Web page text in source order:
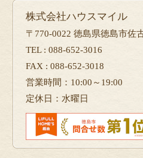
株式会社ハウスマイル
〒770-0022 徳島県徳島市佐
TEL : 088-652-3016
FAX : 088-652-3018
営業時間：10:00～19:00
定休日：水曜日